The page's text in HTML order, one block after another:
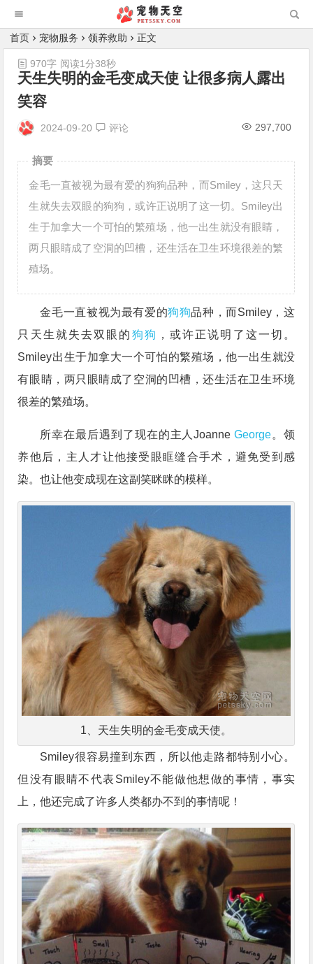
首页 宠物服务 领养救助 正文
天生失明的金毛变成天使 让很多病人露出
笑容
2024-09-20 评论 297,700
970字 阅读1分38秒
摘要
金毛一直被视为最有爱的狗狗品种，而Smiley，这只天
生就失去双眼的狗狗，或许正说明了这一切。Smiley出
生于加拿大一个可怕的繁殖场，他一出生就没有眼睛，
两只眼睛成了空洞的凹槽，还生活在卫生环境很差的繁
殖场。
金毛一直被视为最有爱的狗狗品种，而Smiley，这
只天生就失去双眼的 狗狗 ，或许正说明了这一切。
Smiley出生于加拿大一个可怕的繁殖场，他一出生就没
有眼睛，两只眼睛成了空洞的凹槽，还生活在卫生环境
很差的繁殖场。
所幸在最后遇到了现在的主人JoanneGeorge。领
养他后，主人才让他接受眼眶缝合手术，避免受到感
染。也让他变成现在这副笑眯眯的模样。
1、天生失明的金毛变成天使。
Smiley很容易撞到东西，所以他走路都特别小心。
但没有眼睛不代表Smiley不能做他想做的事情，事实
上，他还完成了许多人类都办不到的事情呢！